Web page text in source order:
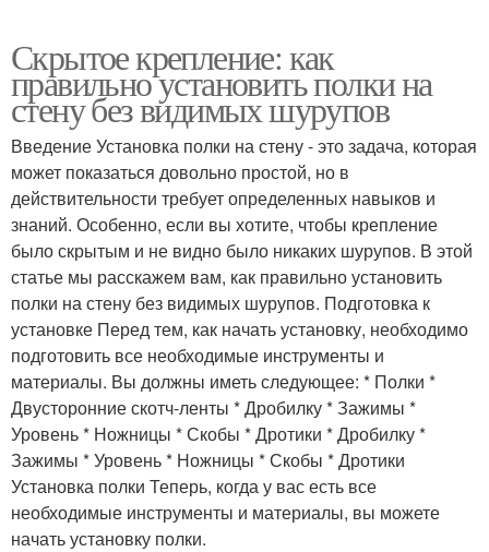
Скрытое крепление: как
правильно установить полки на
стену без видимых шурупов
Введение Установка полки на стену - это задача, которая
может показаться довольно простой, но в
действительности требует определенных навыков и
знаний. Особенно, если вы хотите, чтобы крепление
было скрытым и не видно было никаких шурупов. В этой
статье мы расскажем вам, как правильно установить
полки на стену без видимых шурупов. Подготовка к
установке Перед тем, как начать установку, необходимо
подготовить все необходимые инструменты и
материалы. Вы должны иметь следующее: * Полки *
Двусторонние скотч-ленты * Дробилку * Зажимы *
Уровень * Ножницы * Скобы * Дротики * Дробилку *
Зажимы * Уровень * Ножницы * Скобы * Дротики
Установка полки Теперь, когда у вас есть все
необходимые инструменты и материалы, вы можете
начать установку полки.